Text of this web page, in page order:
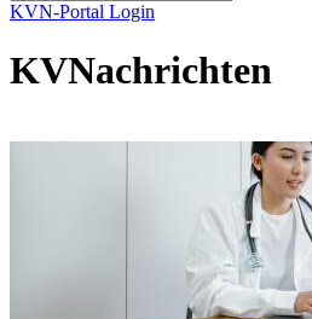
KVN-Portal Login
KVNachrichten